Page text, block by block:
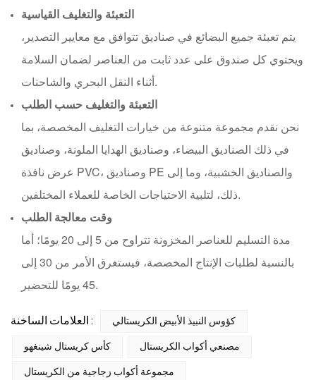
التعبئة والتغليف القياسية
يتم تعبئة جميع البضائع في صناديق تتوافق مع معايير التصدير،
ويحتوي كل صندوق على عدد ثابت من العناصر لضمان السلامة
أثناء النقل البحري والشاحنات.
التعبئة والتغليف حسب الطلب
نحن نقدم مجموعة متنوعة من خيارات التغليف المخصصة، بما
في ذلك الصناديق البيضاء، وصناديق الهدايا الملونة، وصناديق
عرض نافذة PVC، وصناديق PE والصناديق الخشبية، وما إلى
ذلك، لتلبية الاحتياجات الخاصة للعملاء المختلفين.
وقت معالجة الطلب
مدة التسليم للعناصر المخزونة تتراوح من 5 إلى 20 يومًا؛ أما
بالنسبة لطلبات الإنتاج المخصصة، فيستغرق الأمر من 30 إلى
45 يومًا للتحضير.
العلامات الساخنة : كؤوس النبيذ الأبيض الكريستالي
كأس كريستال شينغهو مصنعي أكواب الكريستال
مجموعة أكواب زجاجية من الكريستال